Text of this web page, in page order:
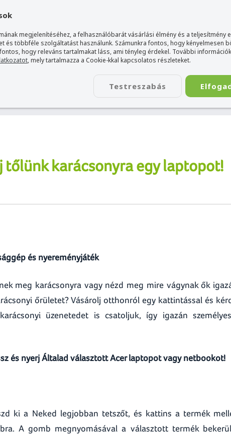
megjelenítéséhez, a felhasználóbarát vásárlási élmény és a teljesítmény
és többféle szolgáltatást használunk. Számunkra fontos, hogy kényelmesen
hogy releváns tartalmakat láss, ami tényleg érdekel. További
, mely tartalmazza a Cookie-kkal kapcsolatos részleteket.
Testreszabás
KIEGÉSZÍTŐ KAPCSOLAT
laptopot!
karácsonyra egy laptopot!
és nyereményjáték
meg karácsonyra vagy nézd meg mire vágynak ők
őrületet? Vásárolj otthonról egy kattintással és
üzenetedet is csatoljuk, így igazán
és nyerj Általad választott Acer laptopot vagy netbookot!
ki a Neked legjobban tetszőt, és kattins a termék
A gomb megnyomásával a választott termék